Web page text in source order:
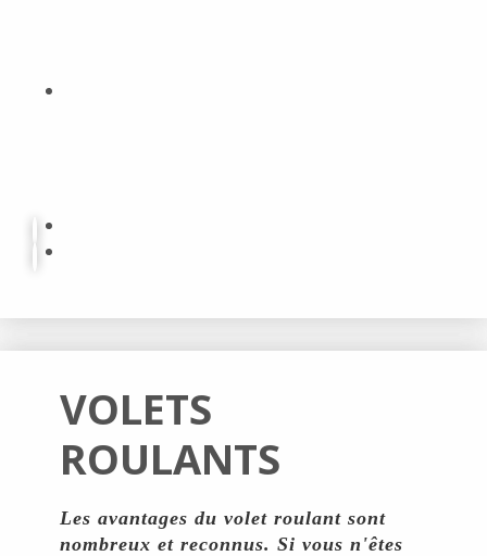
VOLETS
ROULANTS
Les avantages du volet roulant sont
nombreux et reconnus. Si vous n'êtes